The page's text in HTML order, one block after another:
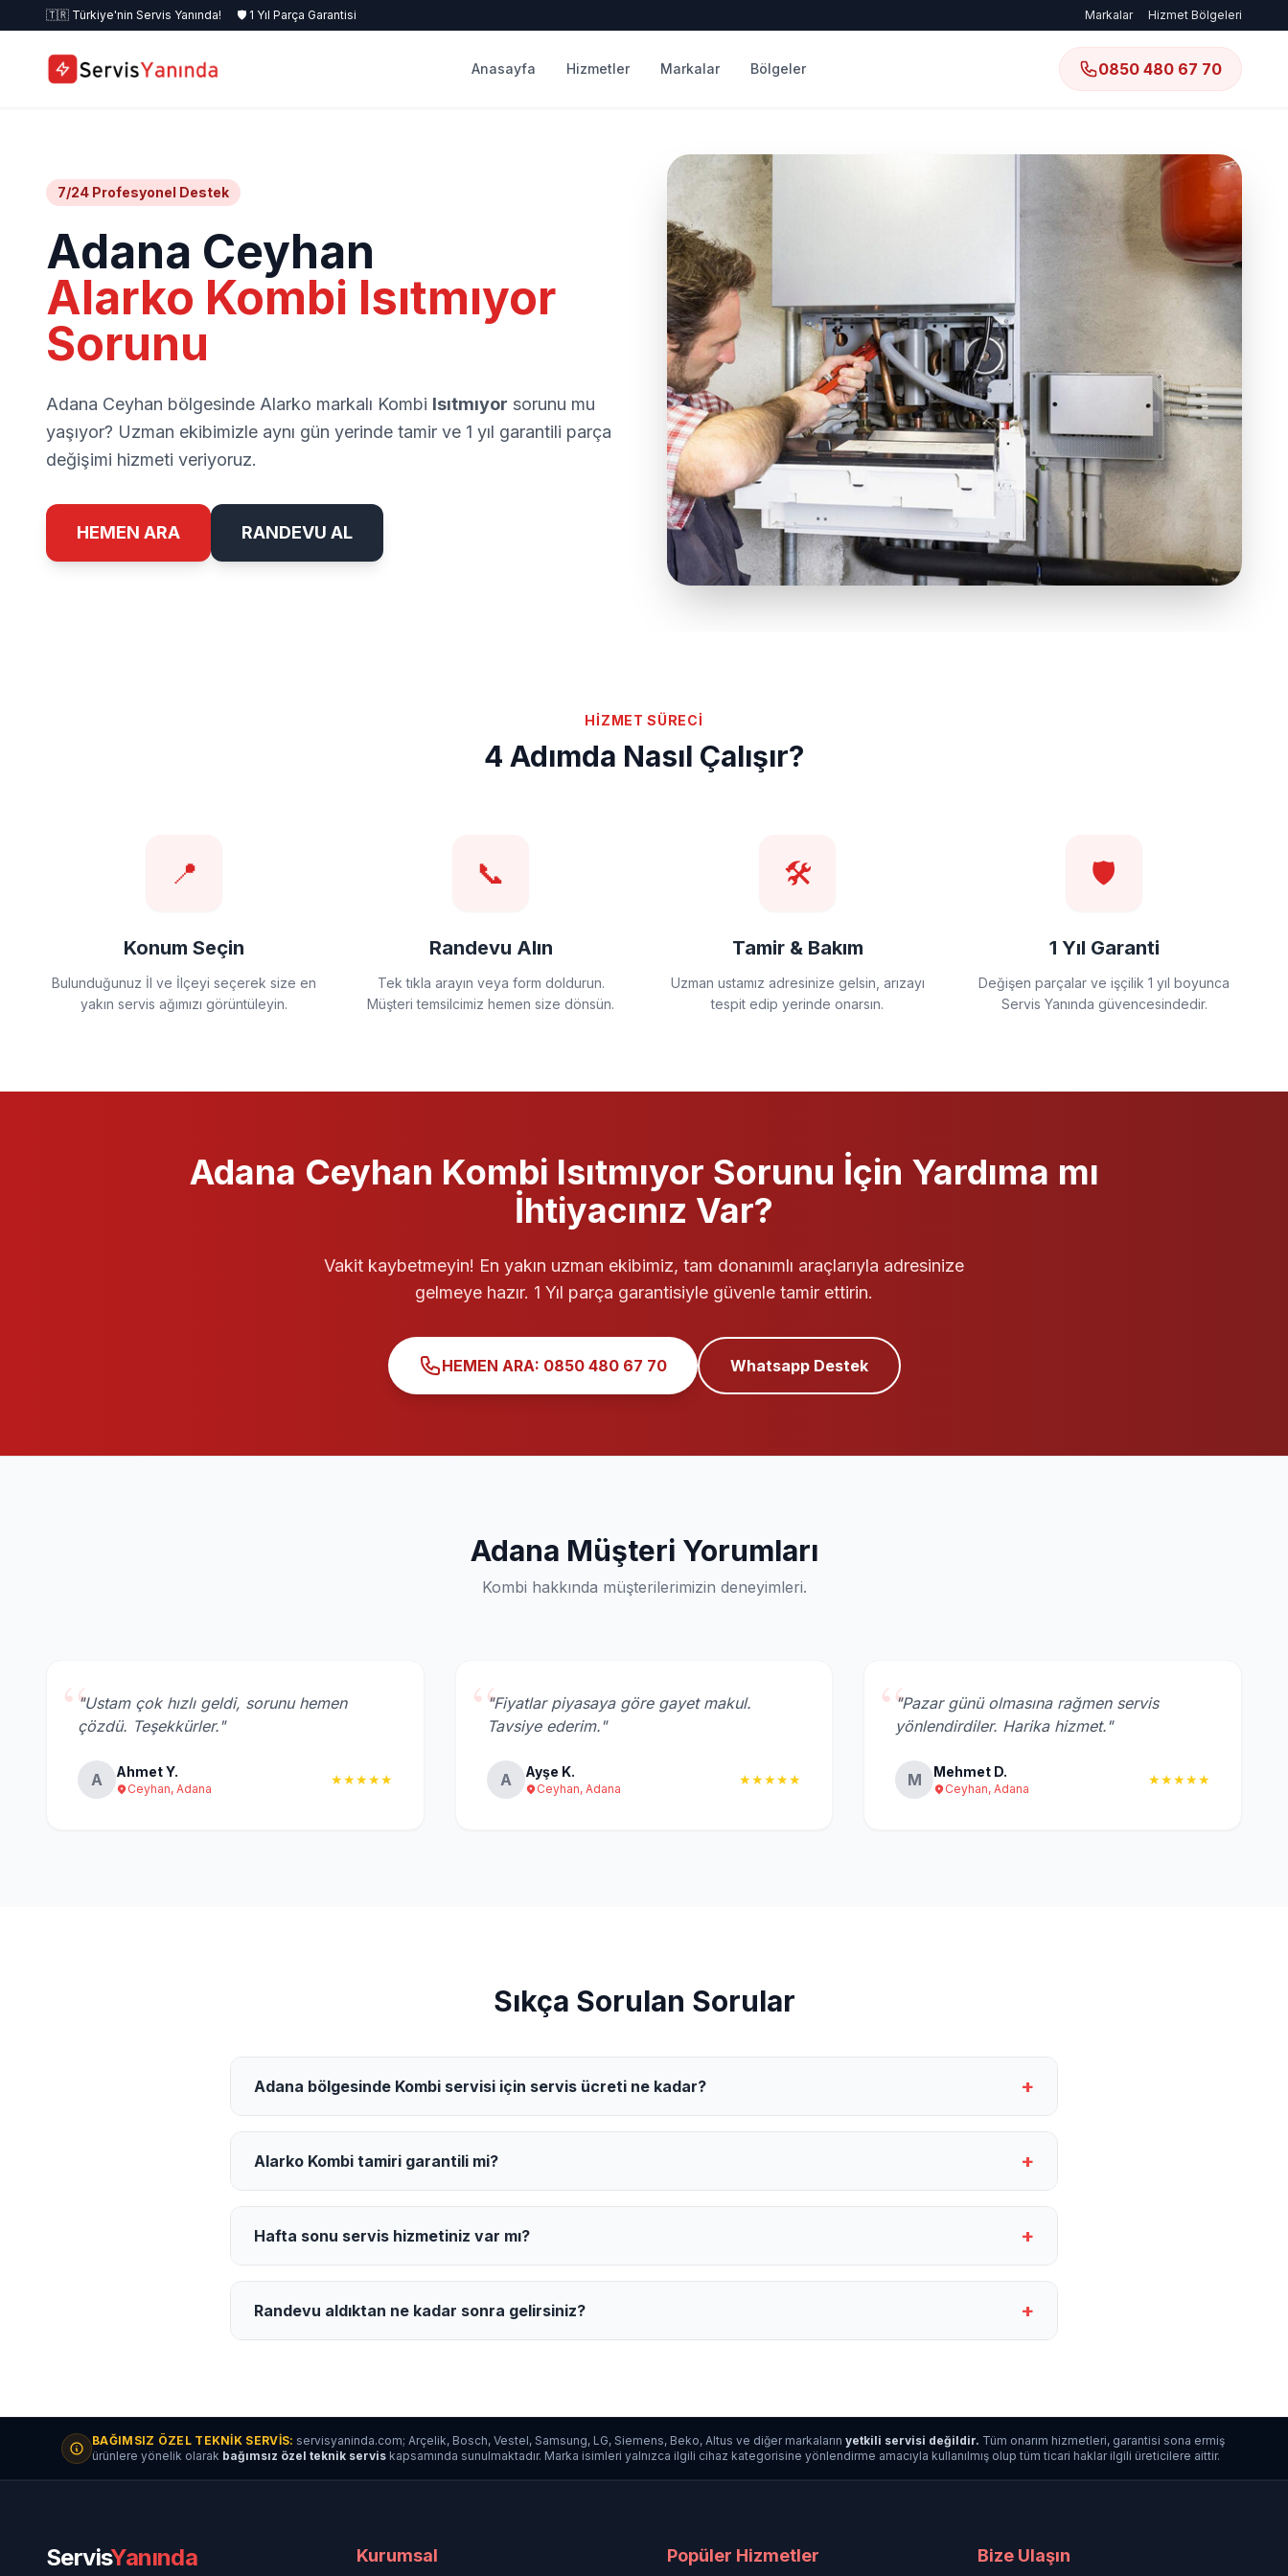
🇹🇷 Türkiye'nin Servis Yanında! 🛡️ 1 Yıl Parça Garantisi Markalar Hizmet Bölgeleri
Anasayfa Hizmetler Markalar Bölgeler 0850 480 67 70
7/24 Profesyonel Destek
Adana Ceyhan
Alarko Kombi Isıtmıyor
Sorunu
HEMEN ARA RANDEVU AL
Adana Ceyhan bölgesinde Alarko markalı Kombi Isıtmıyor sorunu mu
yaşıyor? Uzman ekibimizle aynı gün yerinde tamir ve 1 yıl garantili parça
değişimi hizmeti veriyoruz.
HİZMET SÜRECİ
4 Adımda Nasıl Çalışır?
📍
Konum Seçin
Bulunduğunuz İl ve İlçeyi seçerek size en
yakın servis ağımızı görüntüleyin.
📞
Randevu Alın
Tek tıkla arayın veya form doldurun.
Müşteri temsilcimiz hemen size dönsün.
🛠️
Tamir & Bakım
Uzman ustamız adresinize gelsin, arızayı
tespit edip yerinde onarsın.
🛡️
1 Yıl Garanti
Değişen parçalar ve işçilik 1 yıl boyunca
Servis Yanında güvencesindedir.
Adana Ceyhan Kombi Isıtmıyor Sorunu İçin Yardıma mı
İhtiyacınız Var?
Vakit kaybetmeyin! En yakın uzman ekibimiz, tam donanımlı araçlarıyla adresinize
gelmeye hazır. 1 Yıl parça garantisiyle güvenle tamir ettirin.
HEMEN ARA: 0850 480 67 70 Whatsapp Destek
Adana Müşteri Yorumları
Kombi hakkında müşterilerimizin deneyimleri.
“"Ustam çok hızlı geldi, sorunu hemen
çözdü. Teşekkürler."
A Ahmet Y.
Ceyhan, Adana
★★★★★
“"Fiyatlar piyasaya göre gayet makul.
Tavsiye ederim."
A Ayşe K.
Ceyhan, Adana
★★★★★
“"Pazar günü olmasına rağmen servis
yönlendirdiler. Harika hizmet."
M Mehmet D.
Ceyhan, Adana
★★★★★
Sıkça Sorulan Sorular
Adana bölgesinde Kombi servisi için servis ücreti ne kadar? +
Alarko Kombi tamiri garantili mi? +
Hafta sonu servis hizmetiniz var mı? +
Randevu aldıktan ne kadar sonra gelirsiniz? +
BAĞIMSIZ ÖZEL TEKNIK SERVIS: servisyaninda.com; Arçelik, Bosch, Vestel, Samsung, LG, Siemens, Beko, Altus ve diğer markalarınyetkili servisi değildir. Tüm onarım hizmetleri, garantisi sona ermiş
ürünlere yönelik olarak bağımsız özel teknik servis kapsamında sunulmaktadır. Marka isimleri yalnızca ilgili cihaz kategorisine yönlendirme amacıyla kullanılmış olup tüm ticari haklar ilgili üreticilere aittir.
ServisYanında Kurumsal Popüler Hizmetler Bize Ulaşın